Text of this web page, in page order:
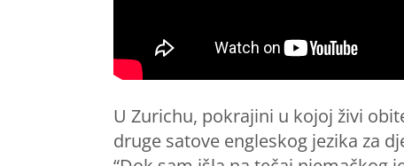
U Zurichu, pokrajini u kojoj živi
druge satove engleskog jezika za